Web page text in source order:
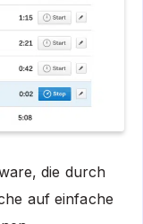
die durch
auf einfache